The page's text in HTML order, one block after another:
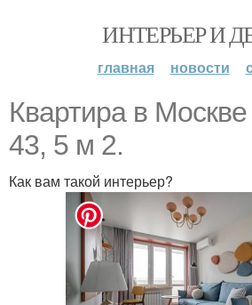
ИНТЕРЬЕР И
главная новости
Квартира в
43, 5 м 2.
Как вам такой интерьер?